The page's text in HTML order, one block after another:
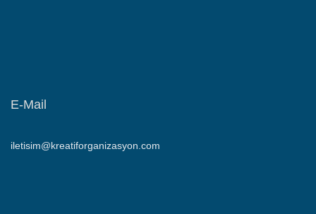
E-Mail
iletisim@kreatiforganizasyon.com